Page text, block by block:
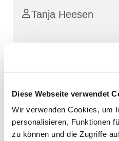
Diese Webseite verwendet
Wir verwenden Cookies, um
personalisieren, Funktionen
zu können und die Zugriffe
Tanja Heesen